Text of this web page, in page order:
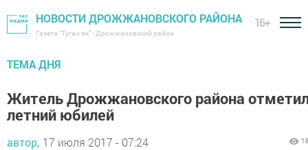
НОВОСТИ ДРОЖЖАНОВСКОГО РАЙОНА
Газета "Туган як" - Дрожжановский район
16+
ТЕМА ДНЯ
Житель Дрожжановского района
летний юбилей
автор, 17 июля 2017 - 07:24